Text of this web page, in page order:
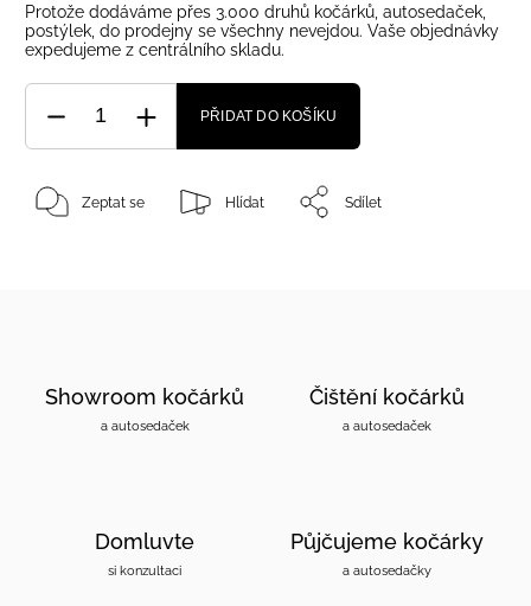
Protože dodáváme přes 3.000 druhů kočárků, autosedaček,
postýlek, do prodejny se všechny nevejdou. Vaše objednávky
expedujeme z centrálního skladu.
PŘIDAT DO KOŠÍKU
Zeptat se Hlídat Sdílet
Showroom kočárků
a autosedaček
Čištění kočárků
a autosedaček
Domluvte
si konzultaci
Půjčujeme kočárky
a autosedačky